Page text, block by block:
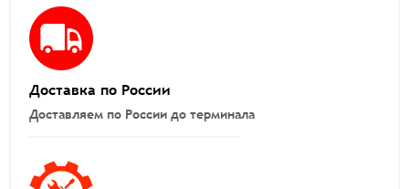
Доставка по России
Доставляем по России до терминала